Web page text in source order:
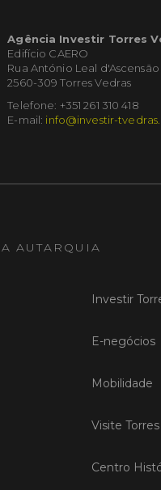
Agência Investir Torres
Edifício CAERO
Rua António Leal d'Ascensão
2560-309 Torres Vedras
Telefone: +351 261 310 418
E-mail: info@investir-
AUTARQUIA
Investir
E-negócios
Mobilidade
Visite
Centro